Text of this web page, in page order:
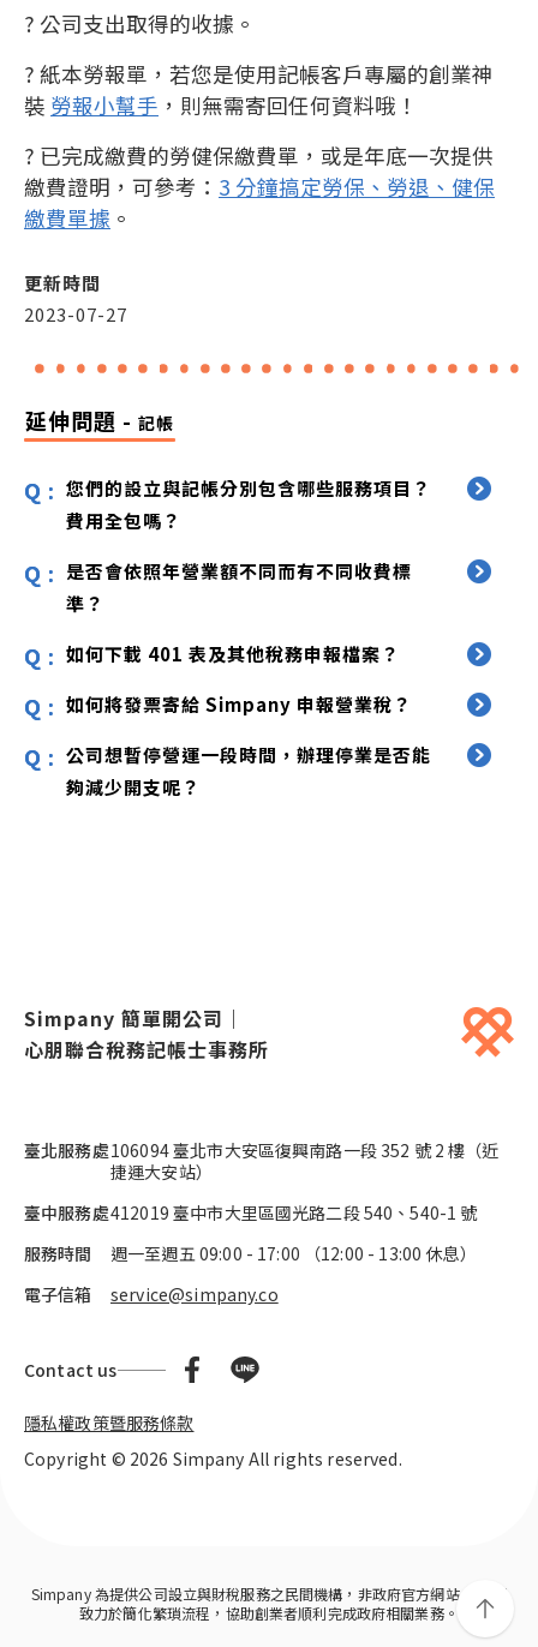
? 公司支出取得的收據。
? 紙本勞報單，若您是使用記帳客戶專屬的創業神
裝 勞報小幫手 ，則無需寄回任何資料哦！
? 已完成繳費的勞健保繳費單，或是年底一次提供
繳費證明，可參考： 3 分鐘搞定勞保、勞退、健保
繳費單據 。
更新時間
2023-07-27
延伸問題 - 記帳
您們的設立與記帳分別包含哪些服務項目？
費用全包嗎？
是否會依照年營業額不同而有不同收費標
準？
如何下載 401 表及其他稅務申報檔案？
如何將發票寄給 Simpany 申報營業稅？
公司想暫停營運一段時間，辦理停業是否能
夠減少開支呢？
Simpany 簡單開公司 ｜
心朋聯合稅務記帳士事務所
臺北服務處106094 臺北市大安區復興南路一段 352 號 2 樓（近
捷運大安站）
臺中服務處412019 臺中市大里區國光路二段 540、540-1 號
服務時間
週一至週五 09:00 - 17:00 （12:00 - 13:00 休息）
電子信箱
service@simpany.co
Contact us
隱私權政策暨服務條款
Copyright © 2026 Simpany All rights reserved.
Simpany 為提供公司設立與財稅服務之民間機構，非政府官方網站。 我們
致力於簡化繁瑣流程，協助創業者順利完成政府相關業務。